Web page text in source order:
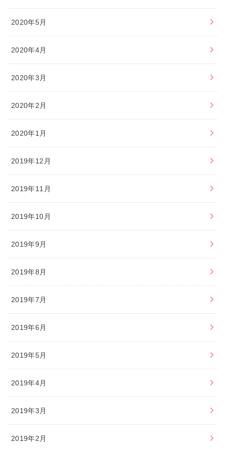
2020年5月
2020年4月
2020年3月
2020年2月
2020年1月
2019年12月
2019年11月
2019年10月
2019年9月
2019年8月
2019年7月
2019年6月
2019年5月
2019年4月
2019年3月
2019年2月